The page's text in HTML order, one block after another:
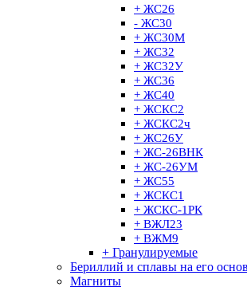
+ ЖС26
- ЖС30
+ ЖС30М
+ ЖС32
+ ЖС32У
+ ЖС36
+ ЖС40
+ ЖСКС2
+ ЖСКС2ч
+ ЖС26У
+ ЖС-26ВНК
+ ЖС-26УМ
+ ЖС55
+ ЖСКС1
+ ЖСКС-1РК
+ ВЖЛ23
+ ВЖМ9
+ Гранулируемые
Бериллий и сплавы на его
Магниты